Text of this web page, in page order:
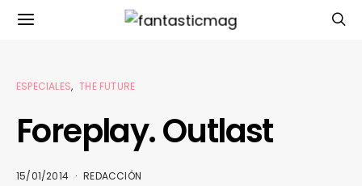
ESPECIALES THE FUTURE
Foreplay. Outlast
15/01/2014 REDACCIÓN